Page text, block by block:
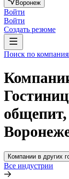
Воронеж
Войти
Войти
Создать резюме
Поиск по
Компании в других
Все индустрии